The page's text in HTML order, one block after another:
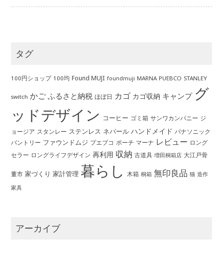
タグ
100円ショップ 100均 Found MUJI foundmuji MARNA PUEBCO STANLEY
switch かご ふるさと納税 ほぼ日 カゴ カゴ収納 キャンプ グ
ッドデザイン コーヒー ゴミ箱 サンワカンパニー ジ
ョージア スタンレー ステンレス ネパール ハンドメイド パナソニック
パントリー ファウンドムジ プエブコ ポーチ マーナ レビュー ロング
セラー ロングライフデザイン 再利用 収納 古道具 増田桐箱店 大江戸骨
董市 家づくり 家計管理 暮らし 木箱 桐箱 無印良品 猫 造作
家具
アーカイブ